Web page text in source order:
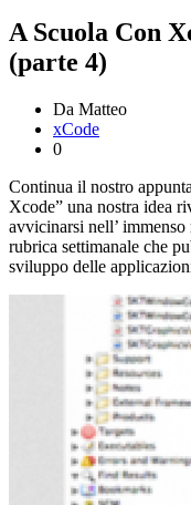
A Scuola Con
(parte 4)
Da Matteo
xCode
0
Continua il nostro
Xcode” una nostra idea
avvicinarsi nell’
rubrica settimanale che
sviluppo delle